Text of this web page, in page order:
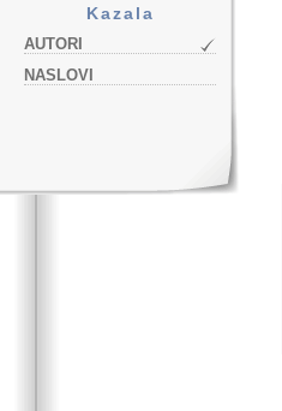
Kazala
AUTORI
NASLOVI